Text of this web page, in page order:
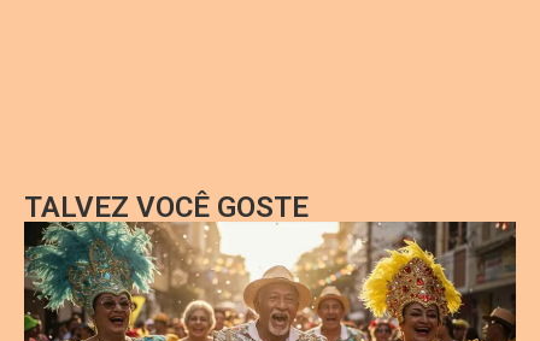
TALVEZ VOCÊ GOSTE